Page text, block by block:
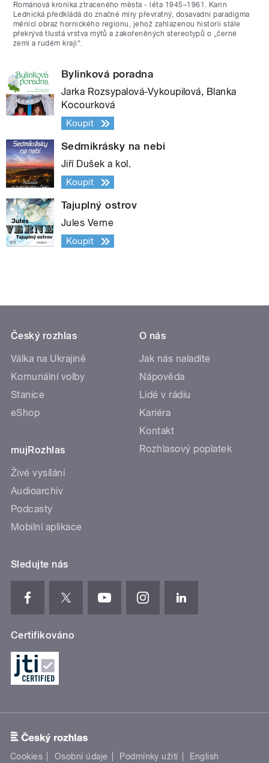
Románová kronika ztraceného města - léta 1945–1961. Karin
Lednická předkládá do značné míry převratný, dosavadní paradigma
měnící obraz hornického regionu, jehož zahlazenou historii stále
překrývá tlustá vrstva mýtů a zakořeněných stereotypů o „černé
zemi a rudém kraji“.
Bylinková poradna
Jarka Rozsypalová-Vykoupilová, Blanka
Kocourková
Koupit
Sedmikrásky na nebi
Jiří Dušek a kol.
Koupit
Tajuplný ostrov
Jules Verne
Koupit
Český rozhlas
Válka na Ukrajině
Komunální volby
Stanice
eShop
mujRozhlas
Živé vysílání
Audioarchiv
Podcasty
Mobilní aplikace
O nás
Jak nás naladíte
Nápověda
Lidé v rádiu
Kariéra
Kontakt
Rozhlasový poplatek
Sledujte nás
Certifikováno
Cookies Osobní údaje Podmínky užití English